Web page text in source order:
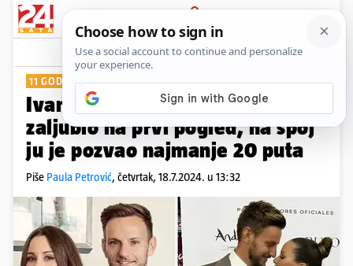
PRIJAVA
Show Komentari
11 GODINA LJUBAVI
Ivan Rakitić u svoju se suprugu
zaljubio na prvi pogled, na spoj
ju je pozvao najmanje 20 puta
Piše Paula Petrović, četvrtak, 18.7.2024. u 13:32